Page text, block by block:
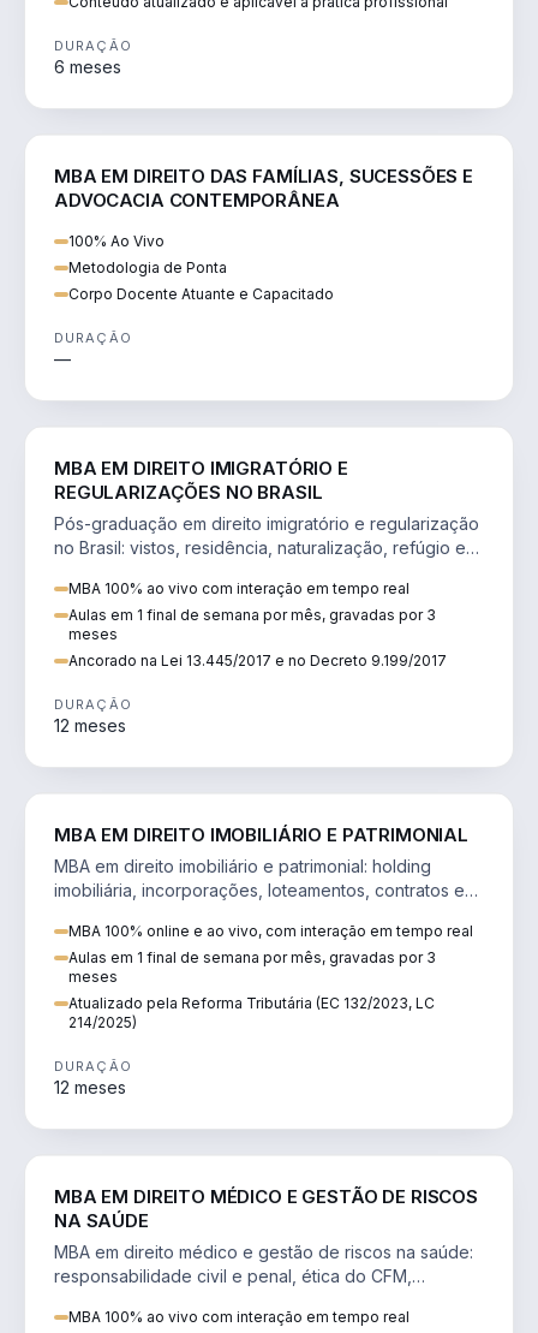
DURAÇÃO
6 meses
MBA EM DIREITO DAS FAMÍLIAS, SUCESSÕES E
ADVOCACIA CONTEMPORÂNEA
100% Ao Vivo
Metodologia de Ponta
Corpo Docente Atuante e Capacitado
DURAÇÃO
—
MBA EM DIREITO IMIGRATÓRIO E
REGULARIZAÇÕES NO BRASIL
Pós-graduação em direito imigratório e regularização
no Brasil: vistos, residência, naturalização, refúgio e
MBA 100% ao vivo com interação em tempo real
Aulas em 1 final de semana por mês, gravadas por 3
meses
Ancorado na Lei 13.445/2017 e no Decreto 9.199/2017
DURAÇÃO
12 meses
MBA EM DIREITO IMOBILIÁRIO E PATRIMONIAL
MBA em direito imobiliário e patrimonial: holding
imobiliária, incorporações, loteamentos, contratos e
MBA 100% online e ao vivo, com interação em tempo real
Aulas em 1 final de semana por mês, gravadas por 3
meses
Atualizado pela Reforma Tributária (EC 132/2023, LC
214/2025)
DURAÇÃO
12 meses
MBA EM DIREITO MÉDICO E GESTÃO DE RISCOS
NA SAÚDE
MBA em direito médico e gestão de riscos na saúde:
responsabilidade civil e penal, ética do CFM,
MBA 100% ao vivo com interação em tempo real